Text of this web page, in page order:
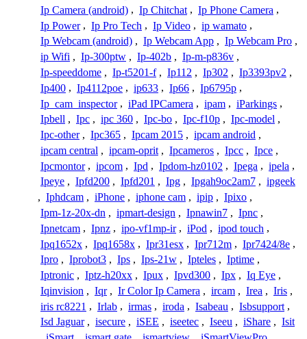
Ip Camera (android) , Ip Chitchat , Ip Phone Camera ,
Ip Power , Ip Pro Tech , Ip Video , ip wamato ,
Ip Webcam (android) , Ip Webcam App , Ip Webcam Pro ,
ip Wifi , Ip-300ptw , Ip-402b , Ip-m-p836v ,
Ip-speeddome , Ip-t5201-f , Ip112 , Ip302 , Ip3393pv2 ,
Ip400 , Ip4112poe , ip633 , Ip66 , Ip6795p ,
Ip_cam_inspector , iPad IPCamera , ipam , iParkings ,
Ipbell , Ipc , ipc 360 , Ipc-bo , Ipc-f10p , Ipc-model ,
Ipc-other , Ipc365 , Ipcam 2015 , ipcam android ,
ipcam central , ipcam-oprit , Ipcameros , Ipcc , Ipce ,
Ipcmontor , ipcom , Ipd , Ipdom-hz0102 , Ipega , ipela ,
Ipeye , Ipfd200 , Ipfd201 , Ipg , Ipgah9oc2am7 , ipgeek
, Iphdcam , iPhone , iphone cam , ipip , Ipixo ,
Ipm-1z-20x-dn , ipmart-design , Ipnawin7 , Ipnc ,
Ipnetcam , Ipnz , ipo-vf1mp-ir , iPod , ipod touch ,
Ipq1652x , Ipq1658x , Ipr31esx , Ipr712m , Ipr7424/8e ,
Ipro , Iprobot3 , Ips , Ips-21w , Ipteles , Iptime ,
Iptronic , Iptz-h20xx , Ipux , Ipvd300 , Ipx , Iq Eye ,
Iqinvision , Iqr , Ir Color Ip Camera , ircam , Irea , Iris ,
iris rc8221 , Irlab , irmas , iroda , Isabeau , Isbsupport ,
Isd Jaguar , isecure , iSEE , iseetec , Iseeu , iShare , Isit